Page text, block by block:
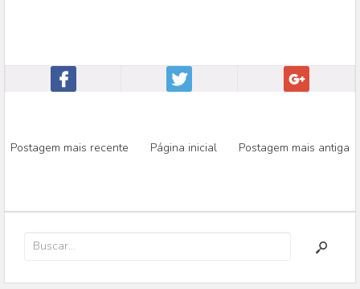
Postagem mais recente Página inicial Postagem mais antiga